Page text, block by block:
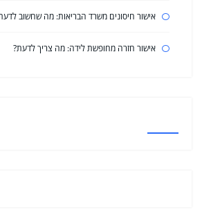
אישור חיסונים משרד הבריאות: מה שחשוב
אישור חזרה מחופשת לידה: מה צריך לדעת?